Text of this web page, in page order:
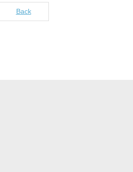
Back